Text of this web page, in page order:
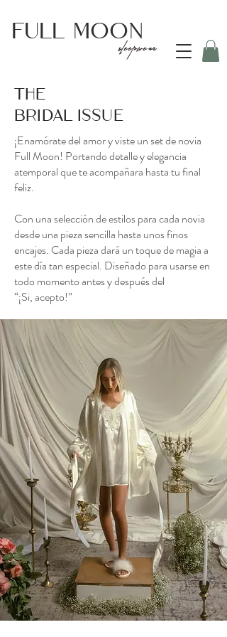
sleepwear
Full Moon
The
bridal issue
¡Enamórate del amor y viste un set de novia
Full Moon! Portando detalle y elegancia
atemporal que te acompañara hasta tu final
feliz.
Con una selección de estilos para cada novia
desde una pieza sencilla hasta unos finos
encajes. Cada pieza dará un toque de magia a
este día tan especial. Diseñado para usarse en
todo momento antes y después del
“¡Si, acepto!”